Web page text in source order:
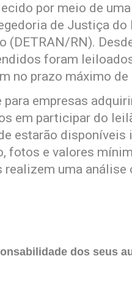
por meio de
de Justiça do
(DETRAN/RN).
foram
no prazo máximo
empresas
em participar do
estarão disponíveis
fotos e valores
uma
dos seus